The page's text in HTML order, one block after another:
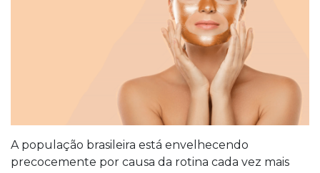
A população brasileira está envelhecendo
precocemente por causa da rotina cada vez mais